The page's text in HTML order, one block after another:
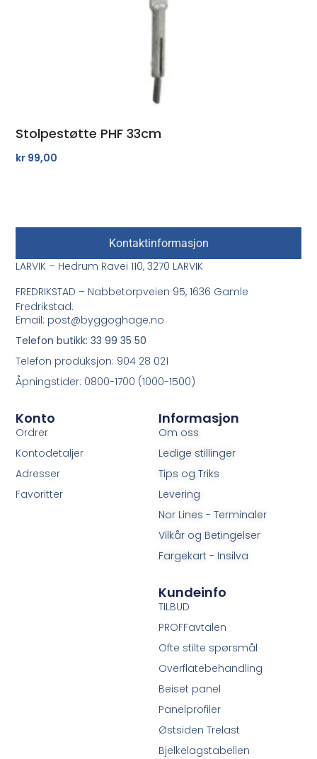
Stolpestøtte PHF 33cm
kr 99,00
Informasjon
Om oss
Ledige stillinger
Tips og Triks
Levering
Nor Lines - Terminaler
Vilkår og Betingelser
Fargekart - Insilva
Konto
Ordrer
Kontodetaljer
Adresser
Favoritter
Kundeinfo
TILBUD
PROFFavtalen
Ofte stilte spørsmål
Overflatebehandling
Beiset panel
Panelprofiler
Østsiden Trelast
Bjelkelagstabellen
Kontaktinformasjon
LARVIK – Hedrum Ravei 110, 3270 LARVIK
FREDRIKSTAD – Nabbetorpveien 95, 1636 Gamle
Fredrikstad.
Email: post@byggoghage.no
Telefon butikk: 33 99 35 50
Telefon produksjon: 904 28 021
Åpningstider: 0800-1700 (1000-1500)